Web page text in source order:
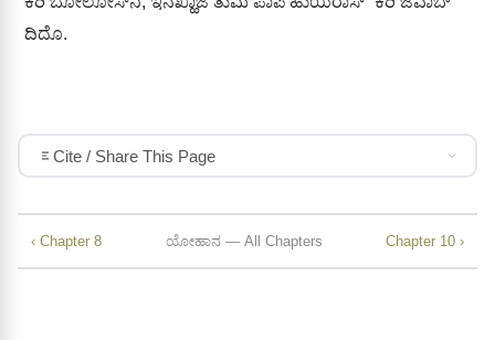
ದಿದೊ.
Cite / Share This Page
‹ Chapter 8 ಯೋಹಾನ — All Chapters Chapter 10 ›